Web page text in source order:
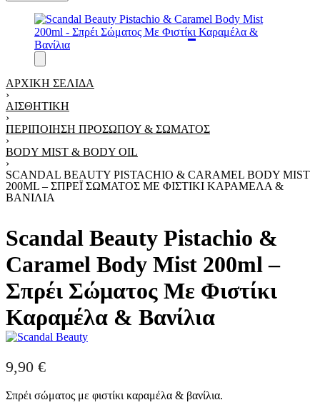
ΑΡΧΙΚΉ ΣΕΛΊΔΑ
›
ΑΙΣΘΗΤΙΚΉ
›
ΠΕΡΙΠΟΊΗΣΗ ΠΡΟΣΏΠΟΥ & ΣΏΜΑΤΟΣ
›
BODY MIST & BODY OIL
›
SCANDAL BEAUTY PISTACHIO & CARAMEL BODY MIST
200ML – ΣΠΡΈΙ ΣΏΜΑΤΟΣ ΜΕ ΦΙΣΤΊΚΙ ΚΑΡΑΜΈΛΑ &
ΒΑΝΊΛΙΑ
Scandal Beauty Pistachio &
Caramel Body Mist 200ml –
Σπρέι Σώματος Με Φιστίκι
Καραμέλα & Βανίλια
9,90 €
Σπρέι σώματος με φιστίκι καραμέλα & βανίλια.